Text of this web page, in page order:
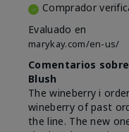
Comprador
Evaluado en
marykay.com/en-us/
Comentarios
Blush
The wineberry i
wineberry of past
the line. The new